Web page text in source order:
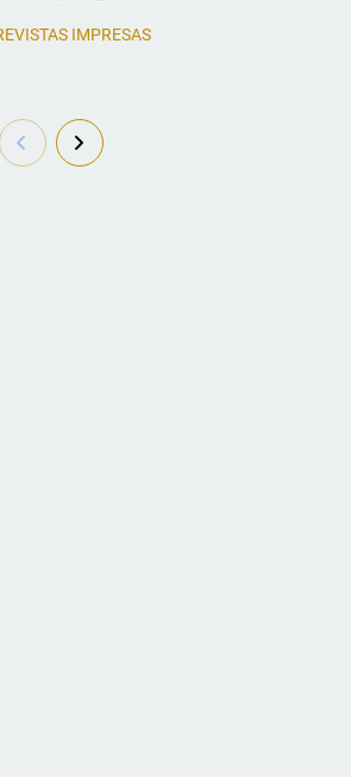
IMPRESAS